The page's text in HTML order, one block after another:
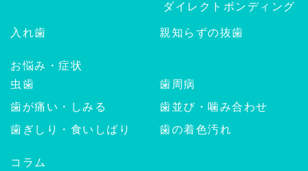
ダイレクトボンディング
入れ歯 親知らずの抜歯
お悩み・症状
虫歯
歯周病
歯が痛い・しみる
歯並び・噛み合わせ
歯ぎしり・食いしばり
歯の着色汚れ
コラム